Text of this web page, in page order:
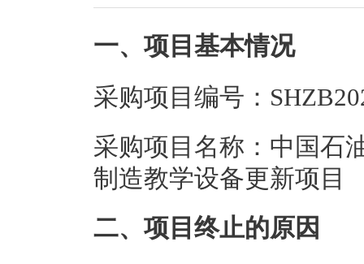
一、项目基本情况
采购项目编号：
采购项目名称：中国石
制造教学设备更新项目
二、项目终止的原因